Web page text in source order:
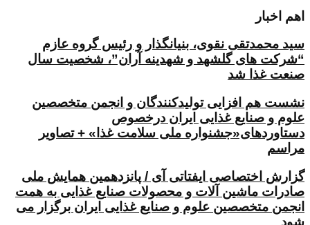
اهم اخبار
سید محمدتقی نقوی، بنیانگذار و رئیس گروه عازم
“شرکت های گلشهد و شهدینه آران”، شخصیت سال
صنعت غذا شد
نشست هم افزایی تولیدکنندگان و انجمن متخصصین
علوم و صنایع غذایی ایران درخصوص
دستاوردهای«جشنواره ملی سلامت غذا» + تصاویر
مراسم
گزارش اختصاصی ایفتاتی آی / پانزدهمین همایش ملی
صادرات ماشین آلات و محصولات صنایع غذایی به همت
انجمن متخصصین علوم و صنایع غذایی ایران برگزار می
شود